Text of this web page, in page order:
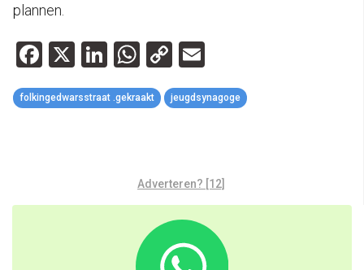
plannen.
Facebook
X LinkedIn
WhatsApp
Copy
Link
folkingedwarsstraat .gekraakt jeugdsynagoge
Adverteren? [12]